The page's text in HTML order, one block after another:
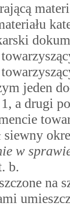
jeden
a drugi
w
b.
na